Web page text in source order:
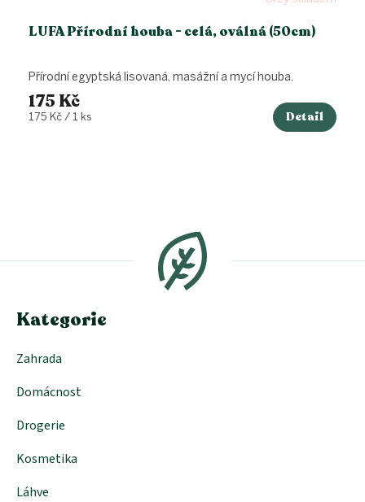
LUFA Přírodní houba - celá, oválná (50cm)
175 Kč
Měrná
175 Kč / 1 ks Detail
Přírodní egyptská lisovaná, masážní a mycí houba.
a
Kategorie
Zahrada
Domácnost
Drogerie
Kosmetika
Láhve